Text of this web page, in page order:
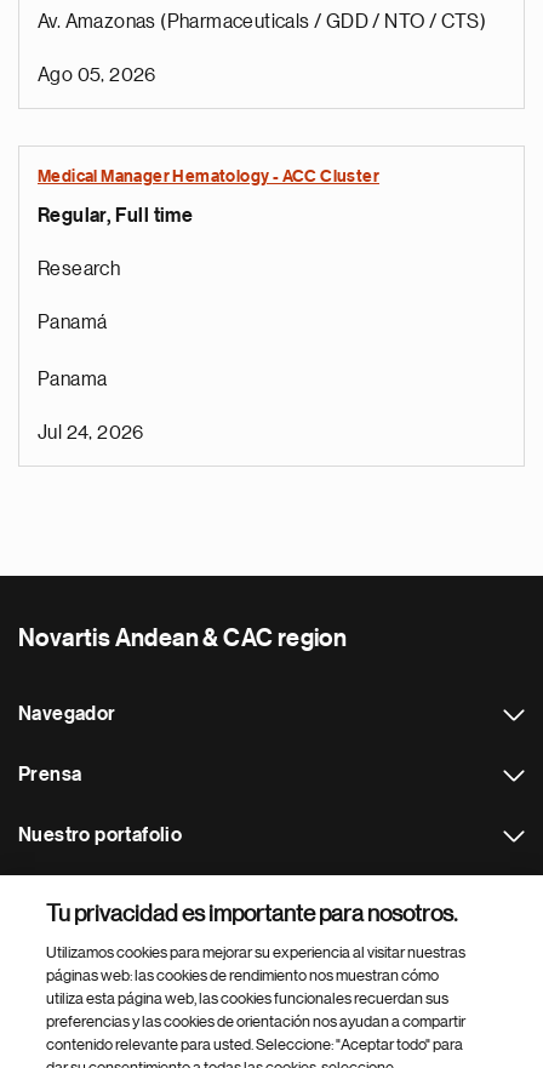
Av. Amazonas (Pharmaceuticals / GDD / NTO / CTS)
Ago 05, 2026
Medical Manager Hematology - ACC Cluster
Regular, Full time
Research
Panamá
Panama
Jul 24, 2026
Novartis Andean & CAC region
Navegador
Prensa
Nuestro portafolio
Footer Site Search
Tu privacidad es importante para nosotros.
Utilizamos cookies para mejorar su experiencia al visitar nuestras
páginas web: las cookies de rendimiento nos muestran cómo
utiliza esta página web, las cookies funcionales recuerdan sus
preferencias y las cookies de orientación nos ayudan a compartir
contenido relevante para usted. Seleccione: "Aceptar todo" para